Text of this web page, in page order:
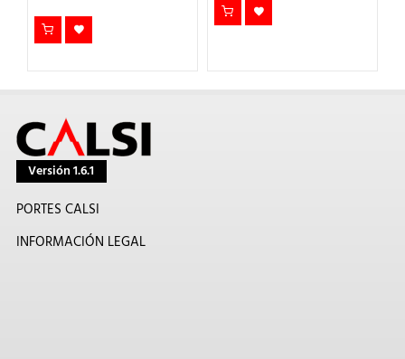
Versión 1.6.1
PORTES CALSI
INFORMACIÓN LEGAL